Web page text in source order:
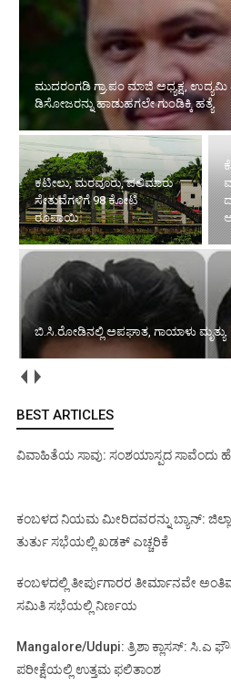
ಮುದರಂಗಡಿ ಗ್ರಾ.ಪಂ ಮಾಜಿ ಅಧ್ಯಕ್ಷ,
ಡಿಸೋಜರನ್ನು ಹಾಡುಹಗಲೇ ಗುಂಡಿಕ್ಕಿ ಹತ್ಯೆ
ಕಟೀಲು, ಮರವೂರು, ಪಲಿಮಾರು
ಸೇತುವೆಗಳಿಗೆ 98 ಕೋಟಿ
ರೂಪಾಯಿ
ಬಿ.ಸಿ.ರೋಡಿನಲ್ಲಿ ಅಪಘಾತ, ಗಾಯಾಳು ಮೃತ್ಯು
BEST ARTICLES
ವಿವಾಹಿತೆಯ ಸಾವು: ಸಂಶಯಾಸ್ಪದ ಸಾವೆಂದು
ಕಂಬಳದ ನಿಯಮ ಮೀರಿದವರನ್ನು ಬ್ಯಾನ್:
ತುರ್ತು ಸಭೆಯಲ್ಲಿ ಖಡಕ್ ಎಚ್ಚರಿಕೆ
ಕಂಬಳದಲ್ಲಿ ತೀರ್ಪುಗಾರರ ತೀರ್ಮಾನವೇ
ಸಮಿತಿ ಸಭೆಯಲ್ಲಿ ನಿರ್ಣಯ
Mangalore/Udupi: ತ್ರಿಶಾ ಕ್ಲಾಸಸ್: ಸಿ.ಎ
ಪರೀಕ್ಷೆಯಲ್ಲಿ ಉತ್ತಮ ಫಲಿತಾಂಶ